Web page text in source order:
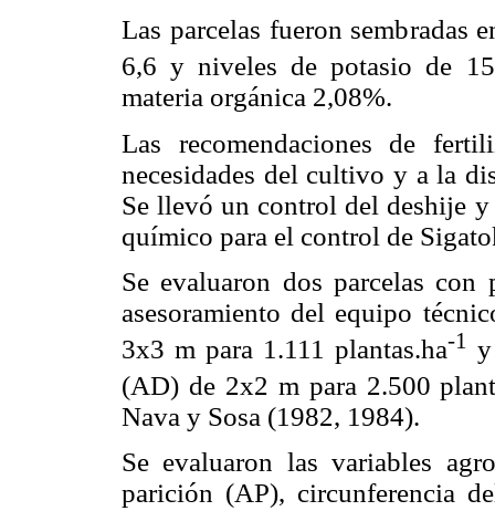
Las parcelas fueron
6,6 y niveles de potasio de
materia orgánica 2,08%.
Las recomendaciones de
necesidades del cultivo y a la
Se llevó un control del deshije
químico para el control de
Se evaluaron dos parcelas con
asesoramiento del equipo
3x3 m para 1.111 plantas.ha-1
(AD) de 2x2 m para 2.500
Nava y Sosa (1982, 1984).
Se evaluaron las variables
parición (AP), circunferencia